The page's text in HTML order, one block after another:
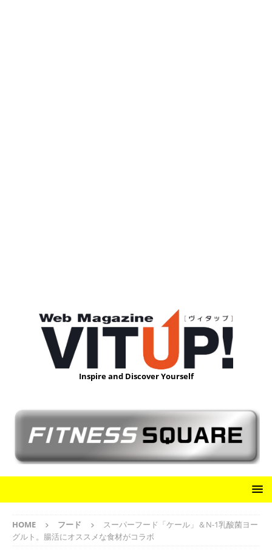
Inspire and Discover Yourself
HOME フード
スーパーフード「ケール」＆N-1乳酸菌ヨー
グルト。腸活にオススメな食材がコラボ